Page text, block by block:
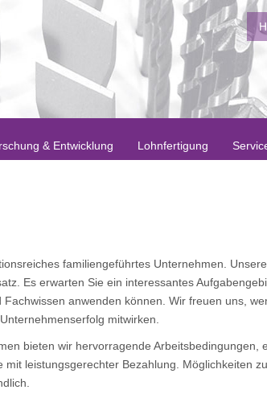
& Entwicklung Lohnfertigung
familiengeführtes Unternehmen.
Es erwarten Sie ein interessantes
anwenden können. Wir freuen uns,
mitwirken.
bieten wir hervorragende Arbeitsbedingungen,
mit leistungsgerechter Bezahlung. Möglichkeiten